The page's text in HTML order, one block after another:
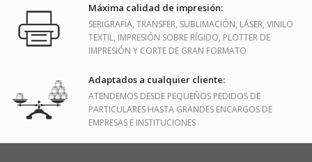
Máxima calidad de impresión:
SERIGRAFÍA, TRANSFER, SUBLIMACIÓN, LÁSER, VINILO
TEXTIL, IMPRESIÓN SOBRE RÍGIDO, PLOTTER DE
IMPRESIÓN Y CORTE DE GRAN FORMATO
Adaptados a cualquier cliente:
ATENDEMOS DESDE PEQUEÑOS PEDIDOS DE
PARTICULARES HASTA GRANDES ENCARGOS DE
EMPRESAS E INSTITUCIONES